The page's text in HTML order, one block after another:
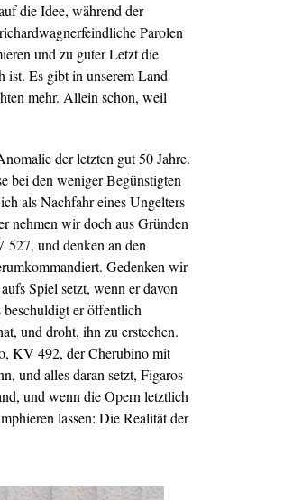
die Idee, während der
Parolen
und zu guter Letzt die
Es gibt in unserem Land
mehr. Allein schon, weil
der letzten gut 50 Jahre.
bei den weniger Begünstigten
als Nachfahr eines Ungelters
nehmen wir doch aus Gründen
und denken an den
Gedenken wir
Spiel setzt, wenn er davon
er öffentlich
und droht, ihn zu erstechen.
KV 492, der Cherubino mit
und alles daran setzt, Figaros
und wenn die Opern letztlich
lassen: Die Realität der